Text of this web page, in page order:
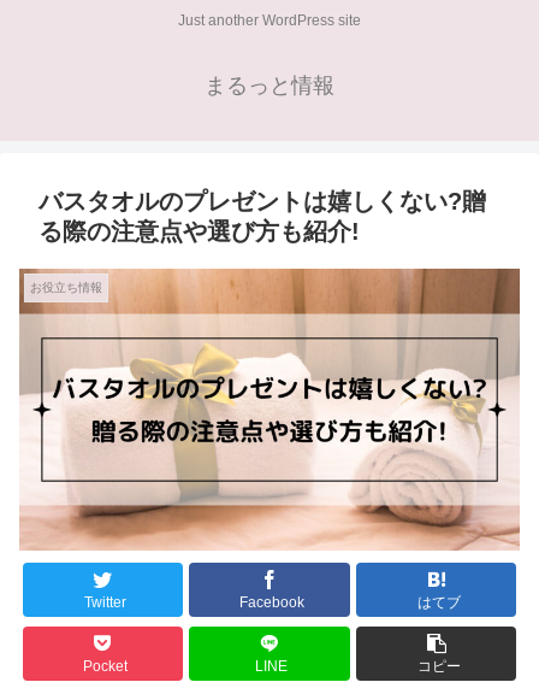
Just another WordPress site
まるっと情報
バスタオルのプレゼントは嬉しくない?贈
る際の注意点や選び方も紹介!
お役立ち情報
Twitter Facebook はてブ
Pocket LINE コピー